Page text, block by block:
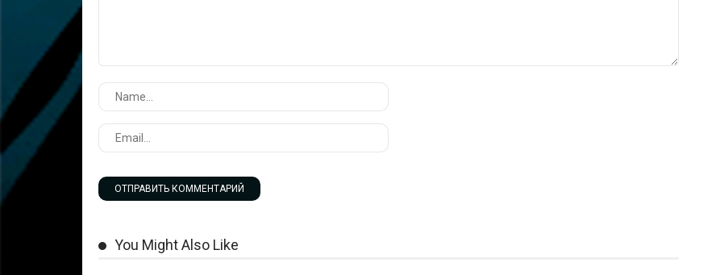
You Might Also Like